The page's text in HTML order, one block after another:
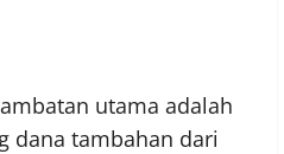
utama adalah
dana tambahan dari